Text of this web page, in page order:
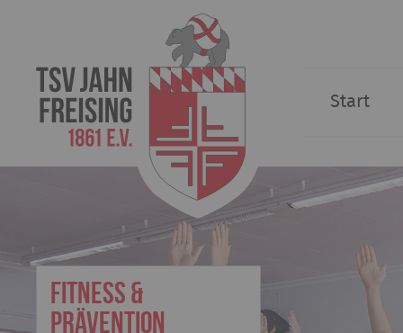
Start
Fitness &
Prävention